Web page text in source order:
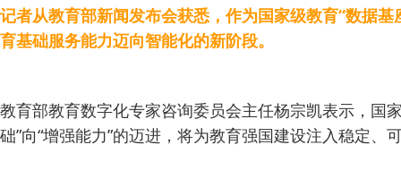
记者从教育部新闻发布会获悉，作为国家级教育“数据
育基础服务能力迈向智能化的新阶段。
教育部教育数字化专家咨询委员会主任杨宗凯表示，国
础”向“增强能力”的迈进，将为教育强国建设注入稳定、